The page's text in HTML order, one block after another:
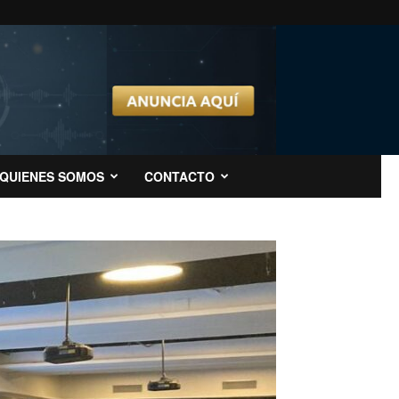
QUIENES SOMOS CONTACTO